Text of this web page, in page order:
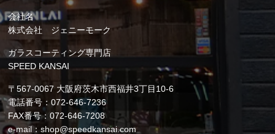
会社名
株式会社 ジェニーモーク
ガラスコーティング専門店
SPEED KANSAI
〒567-0067 大阪府茨木市西福井3丁目10-6
電話番号：072-646-7236
FAX番号：072-646-7208
e-mail：shop@speedkansai.com